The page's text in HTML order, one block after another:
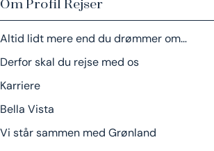
Altid lidt mere end du drømmer om…
Derfor skal du rejse med os
Karriere
Bella Vista
Vi står sammen med Grønland